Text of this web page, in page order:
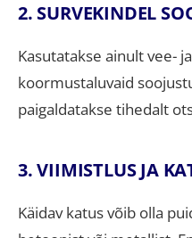
2. SURVEKINDEL
Kasutatakse ainult vee-
koormustaluvaid
paigaldatakse tihedalt
3. VIIMISTLUS JA
Käidav katus võib olla